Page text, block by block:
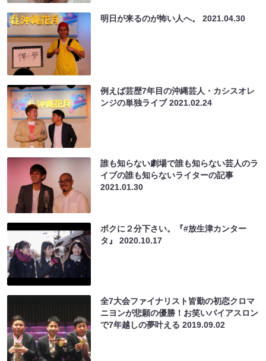
明日が来るのが怖い人へ。2021.04.30
例えば芸歴7年目の沖縄芸人・カシスオレ
ンジの単独ライブ2021.02.24
誰も知らない劇場で誰も知らない芸人のラ
イブの誰も知らないライターの記事
2021.01.30
ボクに２分下さい。『#放生津カンター
タ』2020.10.17
全7大会ファイナリスト皆勤の初恋クロマ
ニヨンが悲願の優勝！お笑いバイアスロン
で7年越しの夢叶える2019.09.02